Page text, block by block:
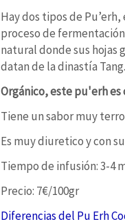
Hay dos tipos de Pu’erh,
proceso de
natural donde sus hojas
datan de la dinastía Tang.
Orgánico, este pu'erh es
Tiene un sabor muy
Es muy diuretico y con
Tiempo de infusión: 3-4
Precio: 7€/100gr
Diferencias del Pu Erh